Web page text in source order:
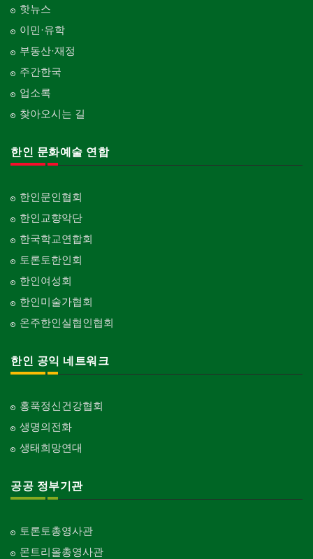
핫뉴스
이민·유학
부동산·재정
주간한국
업소록
찾아오시는 길
한인 문화예술 연합
한인문인협회
한인교향악단
한국학교연합회
토론토한인회
한인여성회
한인미술가협회
온주한인실협인협회
한인 공익 네트워크
홍푹정신건강협회
생명의전화
생태희망연대
공공 정부기관
토론토총영사관
몬트리올총영사관